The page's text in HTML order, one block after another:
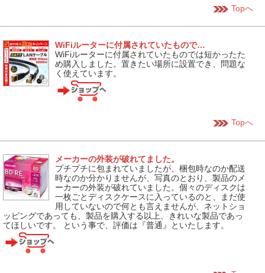
Topへ
WiFiルーターに付属されていたもので…
WiFiルーターに付属されていたものでは短かったた
め購入しました。置きたい場所に設置でき、問題な
く使えています。
Topへ
メーカーの外装が破れてました。
プチプチに包まれていましたが、梱包時なのか配送
時なのか分かりませんが、写真のとおり、製品のメ
ーカーの外装が破れていました。個々のディスクは
一枚ごとディスクケースに入っているのと、まだ使
用していないので何とも言えませんが、ネットショ
ッピングであっても、製品を購入する以上、きれいな製品であっ
てほしいです。 という事で、評価は『普通』といたします。